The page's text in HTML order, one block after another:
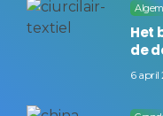
Het
de
6 april